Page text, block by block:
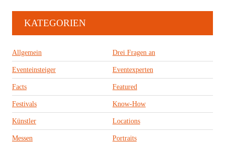
KATEGORIEN
Allgemein Drei Fragen an
Eventeinsteiger Eventexperten
Facts Featured
Festivals Know-How
Künstler Locations
Messen Portraits